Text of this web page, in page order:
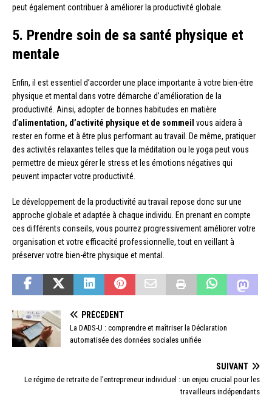
peut également contribuer à améliorer la productivité globale.
5. Prendre soin de sa santé physique et
mentale
Enfin, il est essentiel d’accorder une place importante à votre bien-être
physique et mental dans votre démarche d’amélioration de la
productivité. Ainsi, adopter de bonnes habitudes en matière
d’alimentation, d’activité physique et de sommeil vous aidera à
rester en forme et à être plus performant au travail. De même, pratiquer
des activités relaxantes telles que la méditation ou le yoga peut vous
permettre de mieux gérer le stress et les émotions négatives qui
peuvent impacter votre productivité.
Le développement de la productivité au travail repose donc sur une
approche globale et adaptée à chaque individu. En prenant en compte
ces différents conseils, vous pourrez progressivement améliorer votre
organisation et votre efficacité professionnelle, tout en veillant à
préserver votre bien-être physique et mental.
PRÉCÉDENT
La DADS-U : comprendre et maîtriser la Déclaration
automatisée des données sociales unifiée
SUIVANT
Le régime de retraite de l’entrepreneur individuel : un enjeu crucial pour les
travailleurs indépendants